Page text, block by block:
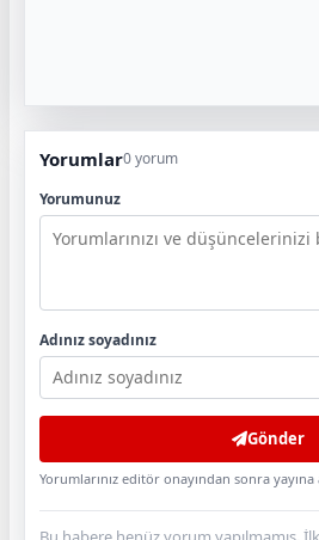
Yorumlar0 yorum
Yorumunuz
Adınız soyadınız
Gönder
Yorumlarınız editör onayından sonra yayına